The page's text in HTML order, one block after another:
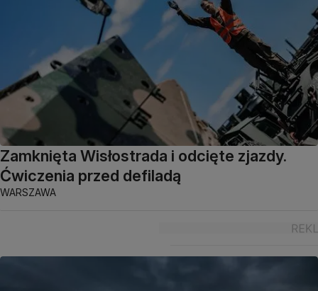
Zamknięta Wisłostrada i odcięte zjazdy.
Ćwiczenia przed defiladą
WARSZAWA